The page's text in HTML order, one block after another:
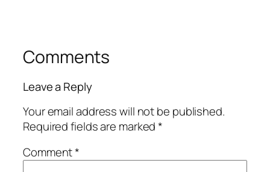
Comments
Leave a Reply
Your email address will not be published.
Required fields are marked*
Comment*